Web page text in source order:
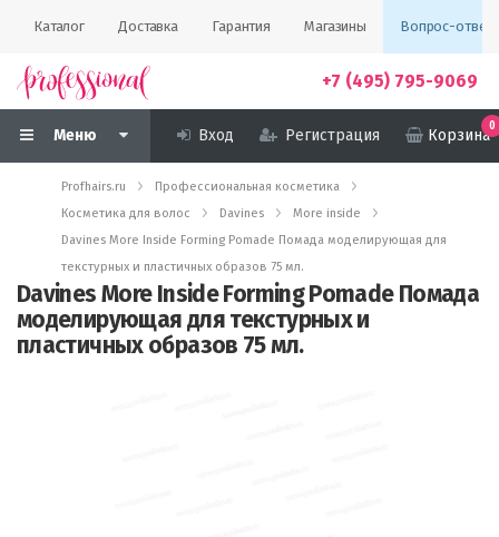
Каталог Доставка Гарантия Магазины Вопрос-ответ
+7 (495) 795-9069
Меню Вход Регистрация Корзина
0
Profhairs.ru
Профессиональная косметика
Косметика для волос
Davines
More inside
Davines More Inside Forming Pomade Помада моделирующая для
текстурных и пластичных образов 75 мл.
Davines More Inside Forming Pomade Помада
моделирующая для текстурных и
пластичных образов 75 мл.